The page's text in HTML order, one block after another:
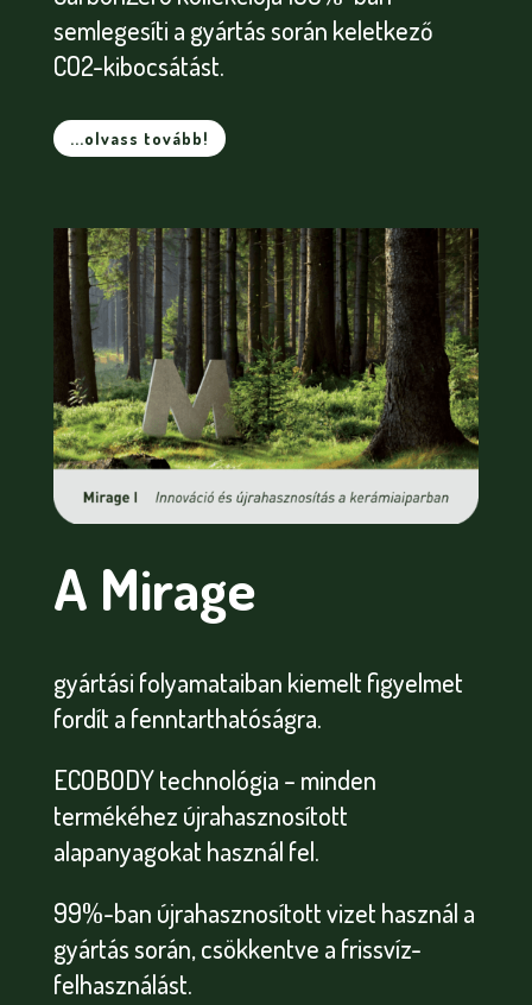
semlegesíti a gyártás során keletkező
CO2-kibocsátást.
...olvass tovább!
A Mirage
gyártási folyamataiban kiemelt figyelmet
fordít a fenntarthatóságra.
ECOBODY technológia – minden
termékéhez újrahasznosított
alapanyagokat használ fel.
99%-ban újrahasznosított vizet használ a
gyártás során, csökkentve a frissvíz-
felhasználást.